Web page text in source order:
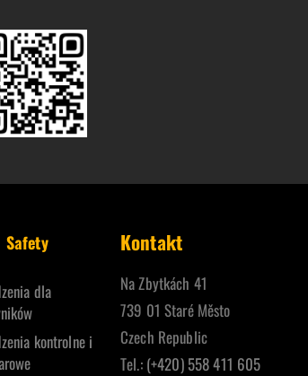
Safety
dla
kontrolne i
Kontakt
Na Zbytkách 41
739 01 Staré Město
Czech Republic
Tel.: (+420) 558 411 605